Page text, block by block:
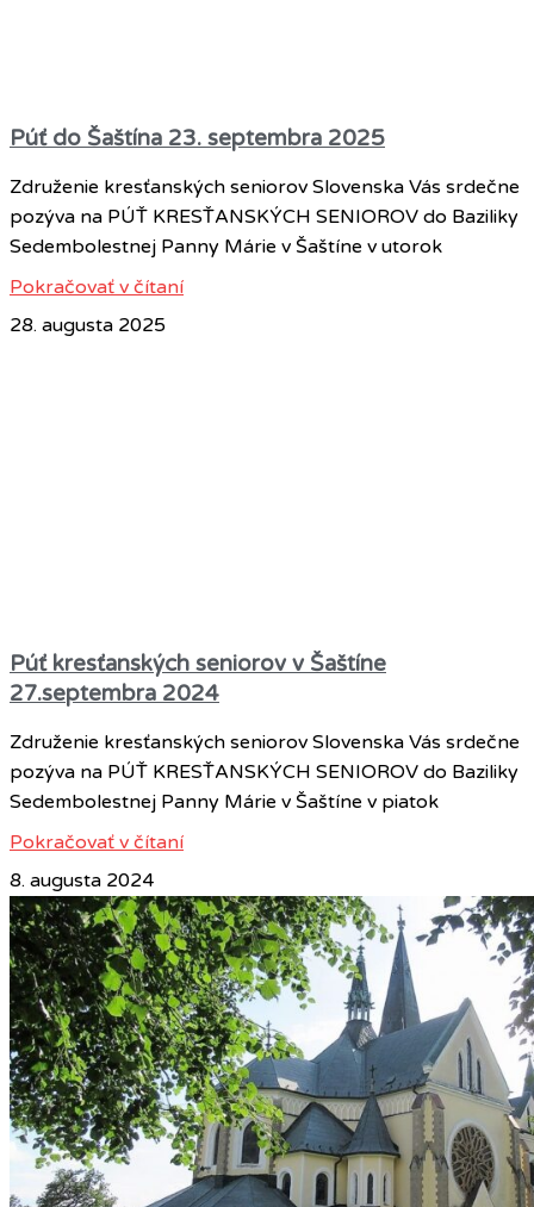
Púť do Šaštína 23. septembra 2025
Združenie kresťanských seniorov Slovenska Vás srdečne
pozýva na PÚŤ KRESŤANSKÝCH SENIOROV do Baziliky
Sedembolestnej Panny Márie v Šaštíne v utorok
Pokračovať v čítaní
28. augusta 2025
Púť kresťanských seniorov v Šaštíne
27.septembra 2024
Združenie kresťanských seniorov Slovenska Vás srdečne
pozýva na PÚŤ KRESŤANSKÝCH SENIOROV do Baziliky
Sedembolestnej Panny Márie v Šaštíne v piatok
Pokračovať v čítaní
8. augusta 2024